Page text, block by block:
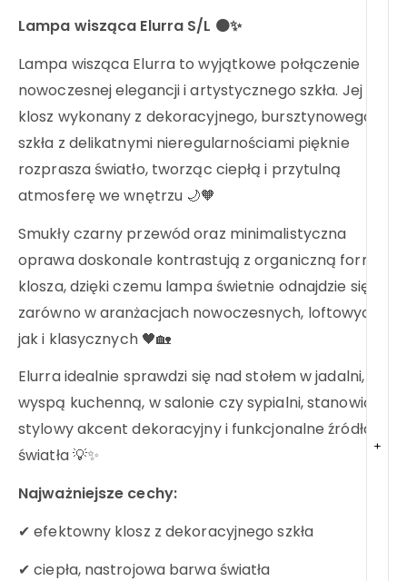
+
Lampa wisząca Elurra S/L 🟠✨
Lampa wisząca Elurra to wyjątkowe połączenie
nowoczesnej elegancji i artystycznego szkła. Jej
klosz wykonany z dekoracyjnego, bursztynowego
szkła z delikatnymi nieregularnościami pięknie
rozprasza światło, tworząc ciepłą i przytulną
atmosferę we wnętrzu 🌙🧡
Smukły czarny przewód oraz minimalistyczna
oprawa doskonale kontrastują z organiczną formą
klosza, dzięki czemu lampa świetnie odnajdzie się
zarówno w aranżacjach nowoczesnych, loftowych,
jak i klasycznych 🖤🏡
Elurra idealnie sprawdzi się nad stołem w jadalni,
wyspą kuchenną, w salonie czy sypialni, stanowiąc
stylowy akcent dekoracyjny i funkcjonalne źródło
światła 💡✨
Najważniejsze cechy:
✔ efektowny klosz z dekoracyjnego szkła
✔ ciepła, nastrojowa barwa światła